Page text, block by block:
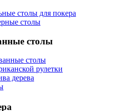
столы для покера
столы
столы
столы
рулетки
дерева